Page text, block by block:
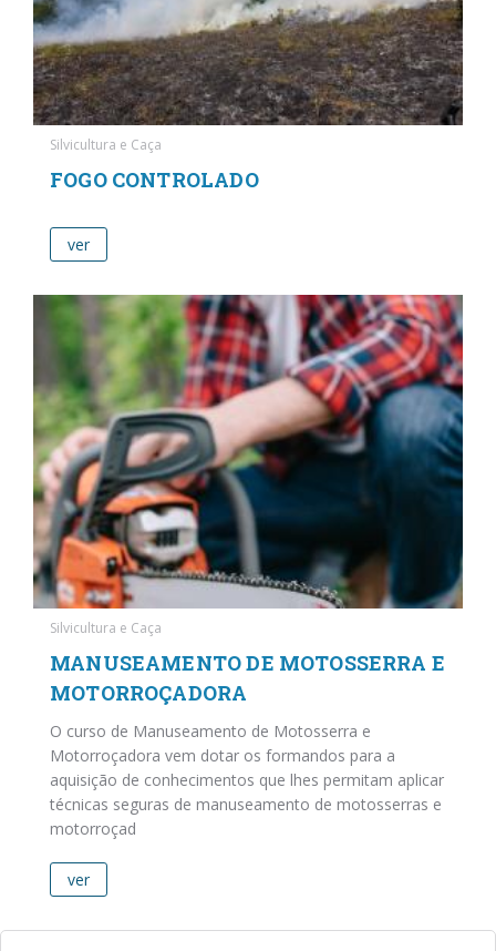
Silvicultura e Caça
FOGO CONTROLADO
ver
Silvicultura e Caça
MANUSEAMENTO DE MOTOSSERRA E
MOTORROÇADORA
O curso de Manuseamento de Motosserra e
Motorroçadora vem dotar os formandos para a
aquisição de conhecimentos que lhes permitam aplicar
técnicas seguras de manuseamento de motosserras e
motorroçad
ver